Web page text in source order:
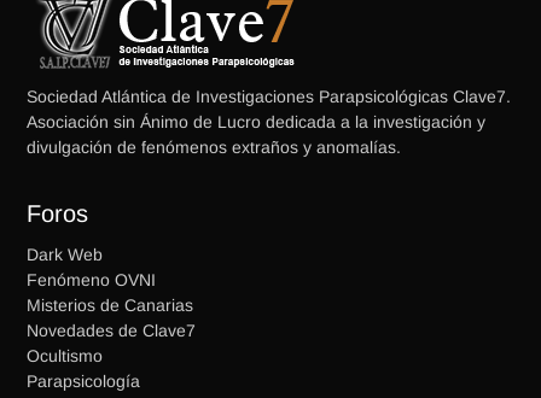
Sociedad Atlántica de Investigaciones Parapsicológicas Clave7.
Asociación sin Ánimo de Lucro dedicada a la investigación y
divulgación de fenómenos extraños y anomalías.
Foros
Dark Web
Fenómeno OVNI
Misterios de Canarias
Novedades de Clave7
Ocultismo
Parapsicología